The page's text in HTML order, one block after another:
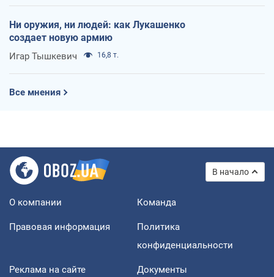
Ни оружия, ни людей: как Лукашенко
создает новую армию
Игар Тышкевич 16,8 т.
Все мнения
В начало
О компании Команда
Правовая информация
Политика
конфиденциальности
Реклама на сайте Документы